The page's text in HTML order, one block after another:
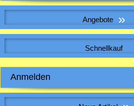
Angebote »
WICKELFALZROHR , Lüftungsrohr DN 150
inkl.
Schnellkauf
Anmelden
E-Mail-Adresse: